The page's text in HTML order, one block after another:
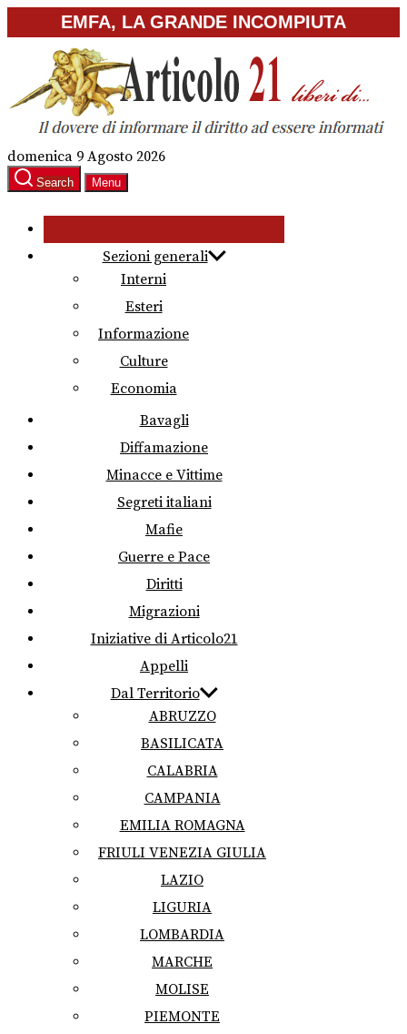
to
content
EMFA, LA GRANDE INCOMPIUTA
domenica 9 Agosto 2026
Search Menu
Sezioni generali
Interni
Esteri
Informazione
Culture
Economia
Bavagli
Diffamazione
Minacce e Vittime
Segreti italiani
Mafie
Guerre e Pace
Diritti
Migrazioni
Iniziative di Articolo21
Appelli
Dal Territorio
ABRUZZO
BASILICATA
CALABRIA
CAMPANIA
EMILIA ROMAGNA
FRIULI VENEZIA GIULIA
LAZIO
LIGURIA
LOMBARDIA
MARCHE
MOLISE
PIEMONTE